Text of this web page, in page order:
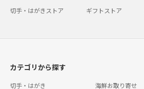
切手・はがきストア ギフトストア
カテゴリから探す
切手・はがき 海鮮お取り寄せ